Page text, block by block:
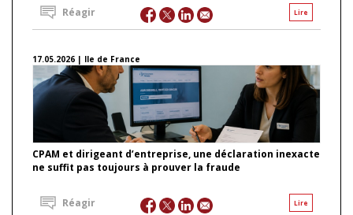
Lire
Réagir
17.05.2026 | Ile de France
CPAM et dirigeant d’entreprise, une déclaration inexacte
ne suffit pas toujours à prouver la fraude
Lire
Réagir